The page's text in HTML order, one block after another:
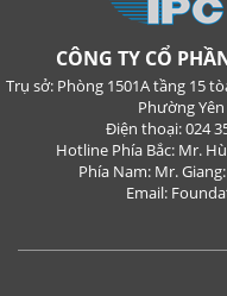
CÔNG TY CỔ
Trụ sở: Phòng 1501A tầng 15
Phường
Điện thoại: 024
Hotline Phía Bắc: Mr.
Phía Nam: Mr.
Email: